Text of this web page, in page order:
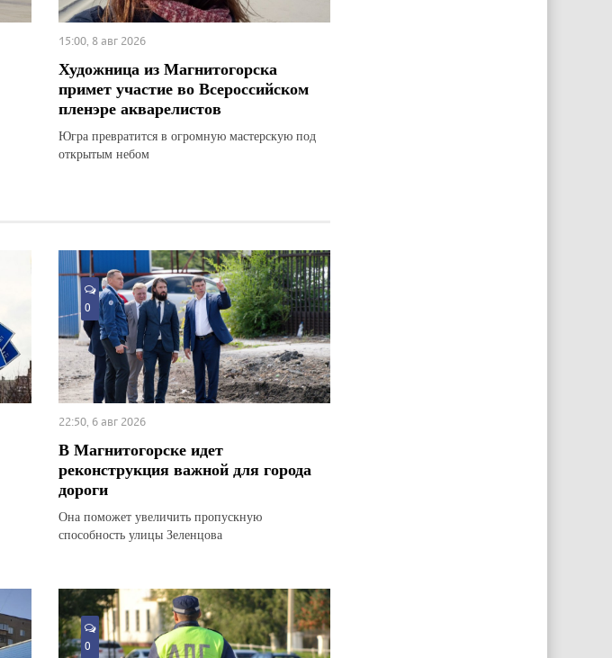
15:00, 8 авг 2026
Художница из Магнитогорска
примет участие во Всероссийском
пленэре акварелистов
Югра превратится в огромную мастерскую под
открытым небом
0
22:50, 6 авг 2026
В Магнитогорске идет
реконструкция важной для города
дороги
Она поможет увеличить пропускную
способность улицы Зеленцова
0